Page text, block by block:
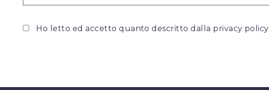
Ho letto ed accetto quanto descritto dalla privacy policy